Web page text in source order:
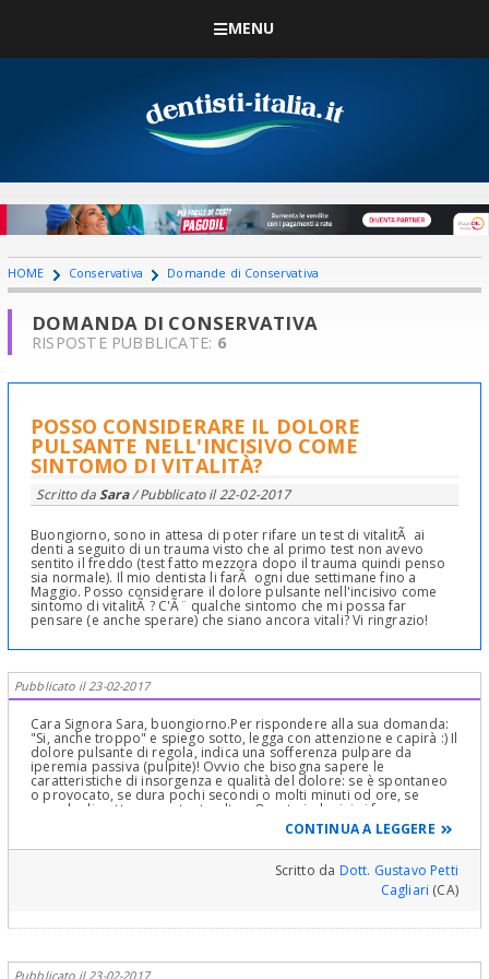
MENU
HOME Conservativa Domande di Conservativa
DOMANDA DI CONSERVATIVA
RISPOSTE PUBBLICATE: 6
POSSO CONSIDERARE IL DOLORE
PULSANTE NELL'INCISIVO COME
SINTOMO DI VITALITÀ?
Scritto daSara/ Pubblicato il22-02-2017
Buongiorno, sono in attesa di poter rifare un test di vitalitÃ ai
denti a seguito di un trauma visto che al primo test non avevo
sentito il freddo (test fatto mezzora dopo il trauma quindi penso
sia normale). Il mio dentista li farÃ ogni due settimane fino a
Maggio. Posso considerare il dolore pulsante nell'incisivo come
sintomo di vitalitÃ ? C'Ã¨ qualche sintomo che mi possa far
pensare (e anche sperare) che siano ancora vitali? Vi ringrazio!
Pubblicato il 23-02-2017
Cara Signora Sara, buongiorno.Per rispondere alla sua domanda:
"Si, anche troppo" e spiego sotto, legga con attenzione e capirà :) Il
dolore pulsante di regola, indica una sofferenza pulpare da
iperemia passiva (pulpite)! Ovvio che bisogna sapere le
caratteristiche di insorgenza e qualità del dolore: se è spontaneo
o provocato, se dura pochi secondi o molti minuti od ore, se
prevale di notte o no e tanto altro. Queste indagini si fanno con
una Visita Clinica ed Anamnestica oltre che Semeiologica e
radiologica con Rx endorali, non con la OPT (panoramica) che in
questo caso, non serve. Bisogna indagare anche se ci fossero
Tasche Parodontali, Erosioni dello smalto e Recessioni Gengivali,
tutte situazioni che entrano in causa nella etipatogenesi (origine
causale) del dolore pulpare e della sensibilità dentale in genere! Si
pulpare succede questo: La Sofferenza Pulpare che provoca il
CONTINUA A LEGGERE
Scritto da Dott. Gustavo Petti
Cagliari (CA)
Pubblicato il 23-02-2017